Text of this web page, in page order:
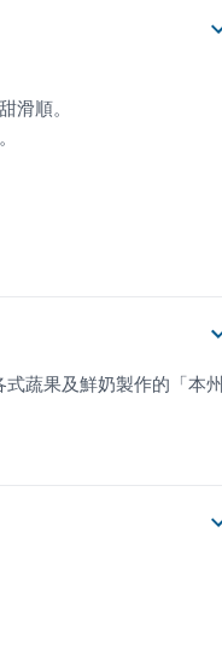
蔬果及鮮奶製作的「本州